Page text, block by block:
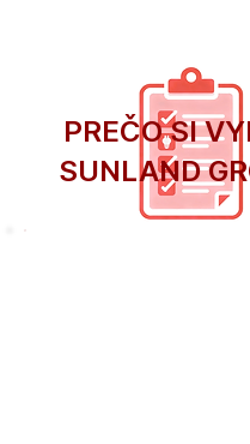
PREČO SI
SUNLAND